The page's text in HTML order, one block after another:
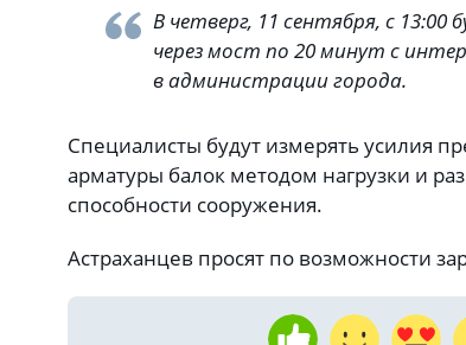
В четверг, 11 сентября, с
через мост по 20 минут с
в администрации города.
Специалисты будут измерять усилия
арматуры балок методом нагрузки и
способности сооружения.
Астраханцев просят по возможности